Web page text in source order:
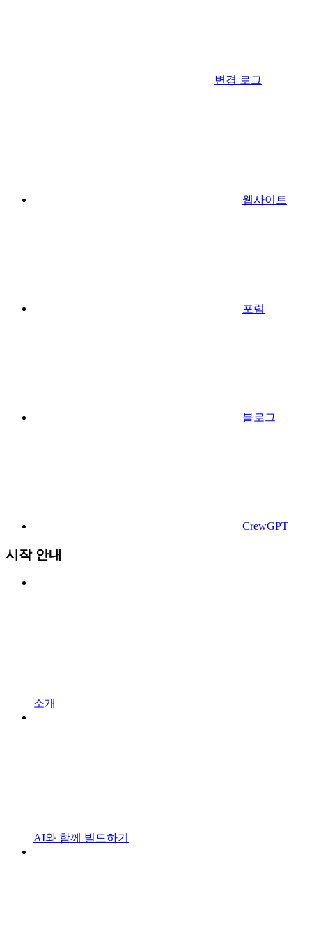
변경 로그
웹사이트
포럼
블로그
CrewGPT
시작 안내
소개
AI와 함께 빌드하기